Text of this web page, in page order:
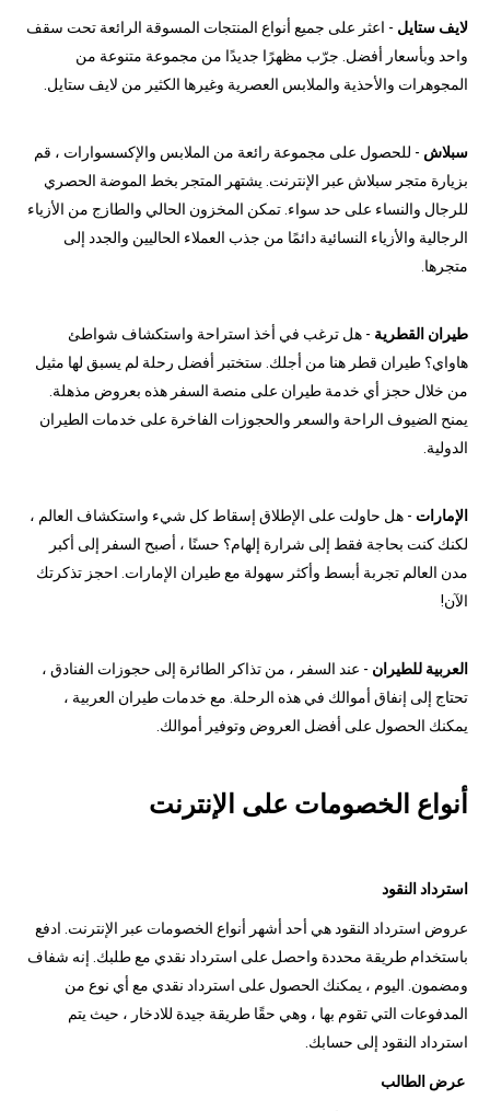
لايف ستايل - اعثر على جميع أنواع المنتجات المسوقة الرائعة تحت سقف
واحد وبأسعار أفضل. جرّب مظهرًا جديدًا من مجموعة متنوعة من
المجوهرات والأحذية والملابس العصرية وغيرها الكثير من لايف ستايل.
سبلاش - للحصول على مجموعة رائعة من الملابس والإكسسوارات ، قم
بزيارة متجر سبلاش عبر الإنترنت. يشتهر المتجر بخط الموضة الحصري
للرجال والنساء على حد سواء. تمكن المخزون الحالي والطازج من الأزياء
الرجالية والأزياء النسائية دائمًا من جذب العملاء الحاليين والجدد إلى
متجرها.
طيران القطرية - هل ترغب في أخذ استراحة واستكشاف شواطئ
هاواي؟ طيران قطر هنا من أجلك. ستختبر أفضل رحلة لم يسبق لها مثيل
من خلال حجز أي خدمة طيران على منصة السفر هذه بعروض مذهلة.
يمنح الضيوف الراحة والسعر والحجوزات الفاخرة على خدمات الطيران
الدولية.
الإمارات - هل حاولت على الإطلاق إسقاط كل شيء واستكشاف العالم ،
لكنك كنت بحاجة فقط إلى شرارة إلهام؟ حسنًا ، أصبح السفر إلى أكبر
مدن العالم تجربة أبسط وأكثر سهولة مع طيران الإمارات. احجز تذكرتك
الآن!
العربية للطيران - عند السفر ، من تذاكر الطائرة إلى حجوزات الفنادق ،
تحتاج إلى إنفاق أموالك في هذه الرحلة. مع خدمات طيران العربية ،
يمكنك الحصول على أفضل العروض وتوفير أموالك.
أنواع الخصومات على الإنترنت
استرداد النقود
عروض استرداد النقود هي أحد أشهر أنواع الخصومات عبر الإنترنت. ادفع
باستخدام طريقة محددة واحصل على استرداد نقدي مع طلبك. إنه شفاف
ومضمون. اليوم ، يمكنك الحصول على استرداد نقدي مع أي نوع من
المدفوعات التي تقوم بها ، وهي حقًا طريقة جيدة للادخار ، حيث يتم
استرداد النقود إلى حسابك.
عرض الطالب